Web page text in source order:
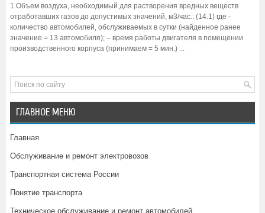
1.Объем воздуха, необходимый для растворения вредных веществ
отработавших газов до допустимых значений, м3/час.: (14.1) где -
количество автомобилей, обслуживаемых в сутки (найденное ранее
значение = 13 автомобиля); – время работы двигателя в помещении
производственного корпуса (принимаем = 5 мин.) ...
ГЛАВНОЕ МЕНЮ
Главная
Обслуживание и ремонт электровозов
Транспортная система России
Понятие транспорта
Техническое обслуживание и ремонт автомобилей